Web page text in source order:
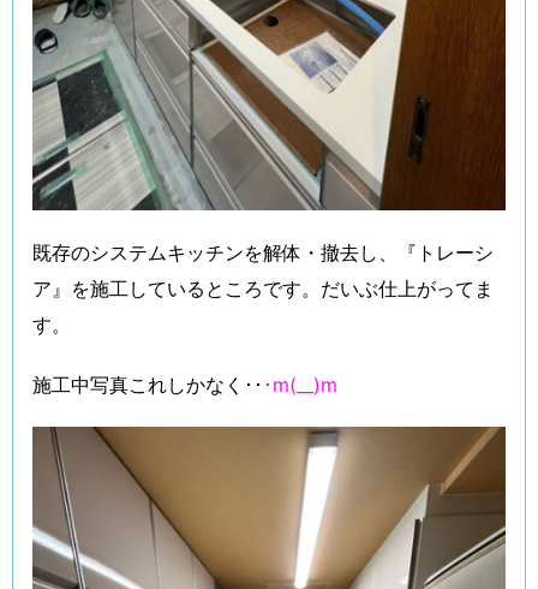
既存のシステムキッチンを解体・撤去し、『トレーシ
ア』を施工しているところです。だいぶ仕上がってま
す。
施工中写真これしかなく･･ ･m(__)m